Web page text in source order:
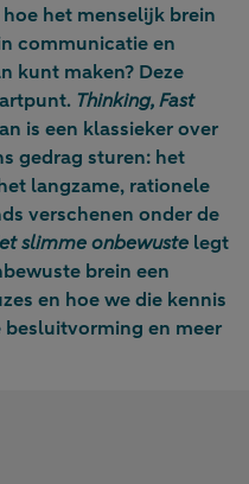
het menselijk brein
communicatie en
kunt maken? Deze
Thinking, Fast
is een klassieker over
gedrag sturen: het
langzame, rationele
verschenen onder de
slimme onbewuste legt
brein een
en hoe we die kennis
en meer